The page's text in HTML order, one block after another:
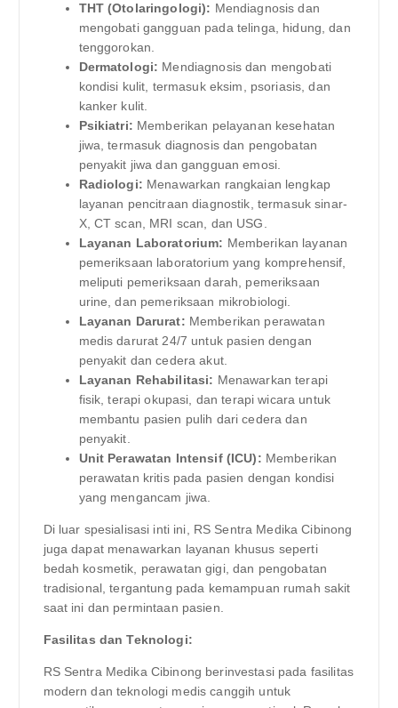
THT (Otolaringologi): Mendiagnosis dan
mengobati gangguan pada telinga, hidung, dan
tenggorokan.
Dermatologi: Mendiagnosis dan mengobati
kondisi kulit, termasuk eksim, psoriasis, dan
kanker kulit.
Psikiatri: Memberikan pelayanan kesehatan
jiwa, termasuk diagnosis dan pengobatan
penyakit jiwa dan gangguan emosi.
Radiologi: Menawarkan rangkaian lengkap
layanan pencitraan diagnostik, termasuk sinar-
X, CT scan, MRI scan, dan USG.
Layanan Laboratorium: Memberikan layanan
pemeriksaan laboratorium yang komprehensif,
meliputi pemeriksaan darah, pemeriksaan
urine, dan pemeriksaan mikrobiologi.
Layanan Darurat: Memberikan perawatan
medis darurat 24/7 untuk pasien dengan
penyakit dan cedera akut.
Layanan Rehabilitasi: Menawarkan terapi
fisik, terapi okupasi, dan terapi wicara untuk
membantu pasien pulih dari cedera dan
penyakit.
Unit Perawatan Intensif (ICU): Memberikan
perawatan kritis pada pasien dengan kondisi
yang mengancam jiwa.
Di luar spesialisasi inti ini, RS Sentra Medika Cibinong
juga dapat menawarkan layanan khusus seperti
bedah kosmetik, perawatan gigi, dan pengobatan
tradisional, tergantung pada kemampuan rumah sakit
saat ini dan permintaan pasien.
Fasilitas dan Teknologi:
RS Sentra Medika Cibinong berinvestasi pada fasilitas
modern dan teknologi medis canggih untuk